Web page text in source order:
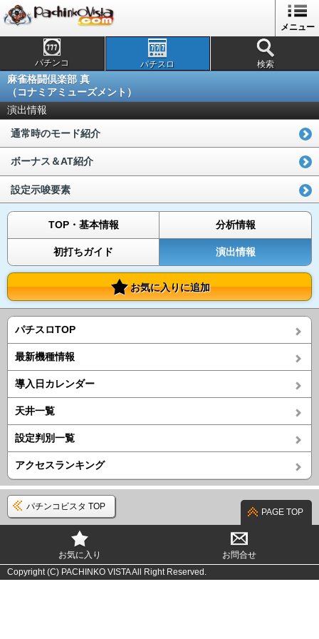
メニュー
パチンコ パチスロ 検索
麻雀格闘倶楽部 真
（コナミアミューズメント）
演出情報
通常時のモード紹介
ボーナス＆AT紹介
設定示唆要素
TOP・基本情報 分析情報
初打ちガイド 演出情報
お気に入りに追加
パチスロTOP
最新機種情報
導入日カレンダー
天井一覧
設定判別一覧
アクセスランキング
パチンコビスタ TOP
PAGE TOP
お気に入り
お問合せ
Copyright (C) PACHINKO VISTA All Right Reserved.